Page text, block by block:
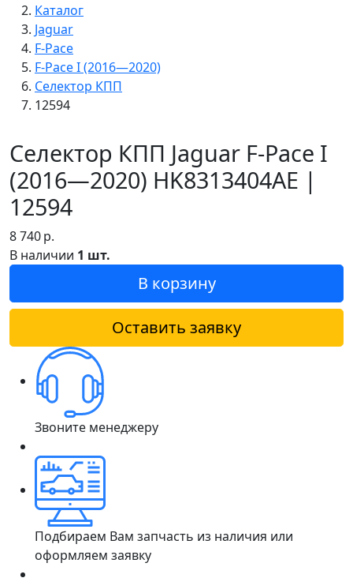
Каталог
Jaguar
F-Pace
F-Pace I (2016—2020)
Селектор КПП
12594
Селектор КПП Jaguar F-Pace I
(2016—2020) HK8313404AE |
12594
8 740р.
В наличии 1 шт.
В корзину
Оставить заявку
Звоните менеджеру
Подбираем Вам запчасть из наличия или
оформляем заявку